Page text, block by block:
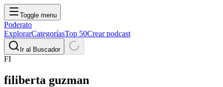
Toggle menu
Poderato
ExplorarCategoríasTop 50Crear podcast
Ir al Buscador
FI
filiberta guzman